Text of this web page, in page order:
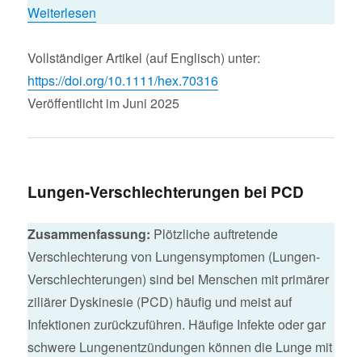
Weiterlesen
Vollständiger Artikel (auf Englisch) unter:
https://doi.org/10.1111/hex.70316
Veröffentlicht im Juni 2025
Lungen-Verschlechterungen bei PCD
Zusammenfassung: Plötzliche auftretende
Verschlechterung von Lungensymptomen (Lungen-
Verschlechterungen) sind bei Menschen mit primärer
ziliärer Dyskinesie (PCD) häufig und meist auf
Infektionen zurückzuführen. Häufige Infekte oder gar
schwere Lungenentzündungen können die Lunge mit